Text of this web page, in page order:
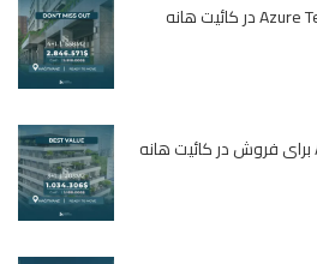
آپارتمان لوکس چهار خوابه Azure Teras در کائیت هانه
آپارتمان سه خوابه Azure Teras برای فروش در کائیت هانه